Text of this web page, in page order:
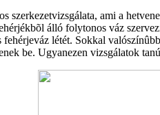
ami a
álló folytonos váz
létét. Sokkal
be. Ugyanezen vizsgálatok